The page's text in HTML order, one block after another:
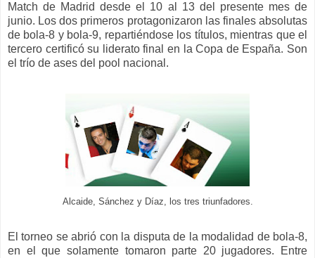
Match de Madrid desde el 10 al 13 del presente mes de
junio. Los dos primeros protagonizaron las finales absolutas
de bola-8 y bola-9, repartiéndose los títulos, mientras que el
tercero certificó su liderato final en la Copa de España. Son
el trío de ases del pool nacional.
Alcaide, Sánchez y Díaz, los tres triunfadores.
El torneo se abrió con la disputa de la modalidad de bola-8,
en el que solamente tomaron parte 20 jugadores. Entre